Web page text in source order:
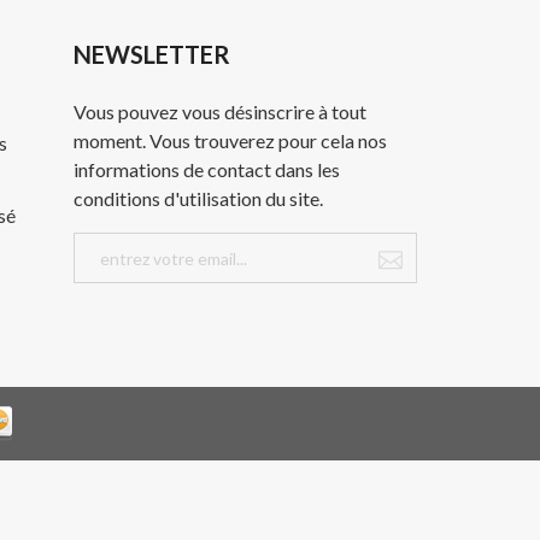
NEWSLETTER
Vous pouvez vous désinscrire à tout
moment. Vous trouverez pour cela nos
informations de contact dans les
conditions d'utilisation du site.